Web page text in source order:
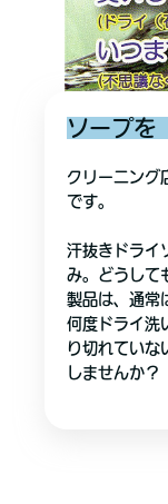
ソープを
クリーニング
です。
汗抜きドライ
み。どうして
製品は、通常
何度ドライ洗
り切れていな
しませんか？